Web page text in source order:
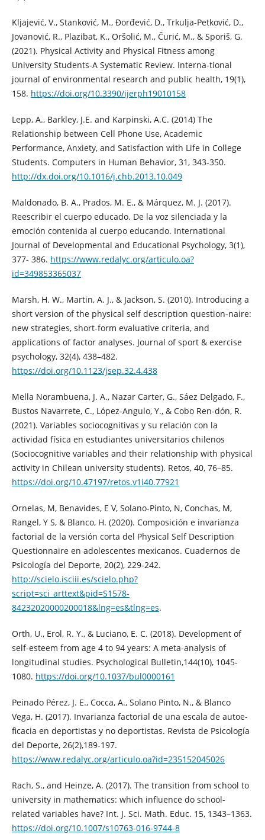
Kljajević, V., Stanković, M., Đorđević, D., Trkulja-Petković, D.,
Jovanović, R., Plazibat, K., Oršolić, M., Čurić, M., & Sporiš, G.
(2021). Physical Activity and Physical Fitness among
University Students-A Systematic Review. Interna-tional
journal of environmental research and public health, 19(1),
158. https://doi.org/10.3390/ijerph19010158
Lepp, A., Barkley, J.E. and Karpinski, A.C. (2014) The
Relationship between Cell Phone Use, Academic
Performance, Anxiety, and Satisfaction with Life in College
Students. Computers in Human Behavior, 31, 343-350.
http://dx.doi.org/10.1016/j.chb.2013.10.049
Maldonado, B. A., Prados, M. E., & Márquez, M. J. (2017).
Reescribir el cuerpo educado. De la voz silenciada y la
emoción contenida al cuerpo educando. International
Journal of Developmental and Educational Psychology, 3(1),
377- 386. https://www.redalyc.org/articulo.oa?
id=349853365037
Marsh, H. W., Martin, A. J., & Jackson, S. (2010). Introducing a
short version of the physical self description question-naire:
new strategies, short-form evaluative criteria, and
applications of factor analyses. Journal of sport & exercise
psychology, 32(4), 438–482.
https://doi.org/10.1123/jsep.32.4.438
Mella Norambuena, J. A., Nazar Carter, G., Sáez Delgado, F.,
Bustos Navarrete, C., López-Angulo, Y., & Cobo Ren-dón, R.
(2021). Variables sociocognitivas y su relación con la
actividad física en estudiantes universitarios chilenos
(Sociocognitive variables and their relationship with physical
activity in Chilean university students). Retos, 40, 76–85.
https://doi.org/10.47197/retos.v1i40.77921
Ornelas, M, Benavides, E V, Solano-Pinto, N, Conchas, M,
Rangel, Y S, & Blanco, H. (2020). Composición e invarianza
factorial de la versión corta del Physical Self Description
Questionnaire en adolescentes mexicanos. Cuadernos de
Psicología del Deporte, 20(2), 229-242.
http://scielo.isciii.es/scielo.php?
script=sci_arttext&pid=S1578-
84232020000200018&lng=es&tlng=es.
Orth, U., Erol, R. Y., & Luciano, E. C. (2018). Development of
self-esteem from age 4 to 94 years: A meta-analysis of
longitudinal studies. Psychological Bulletin,144(10), 1045-
1080. https://doi.org/10.1037/bul0000161
Peinado Pérez, J. E., Cocca, A., Solano Pinto, N., & Blanco
Vega, H. (2017). Invarianza factorial de una escala de autoe-
ficacia en deportistas y no deportistas. Revista de Psicología
del Deporte, 26(2),189-197.
https://www.redalyc.org/articulo.oa?id=235152045026
Rach, S., and Heinze, A. (2017). The transition from school to
university in mathematics: which influence do school-
related variables have? Int. J. Sci. Math. Educ. 15, 1343–1363.
https://doi.org/10.1007/s10763-016-9744-8